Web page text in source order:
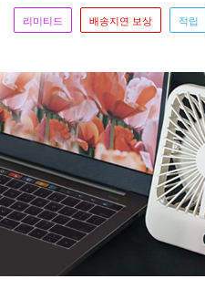
리미티드 배송지연 보상 적립